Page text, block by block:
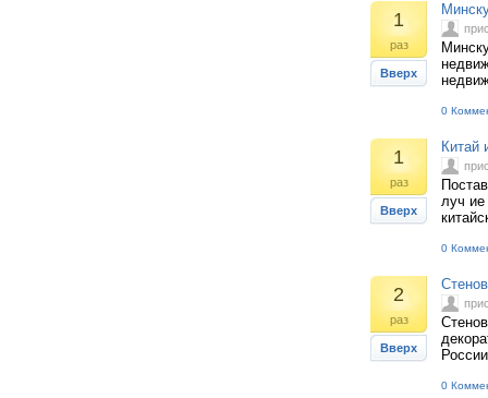
1
раз
Вверх
0
1
раз
Вверх
Китай
луч ие
0
2
раз
Вверх
0